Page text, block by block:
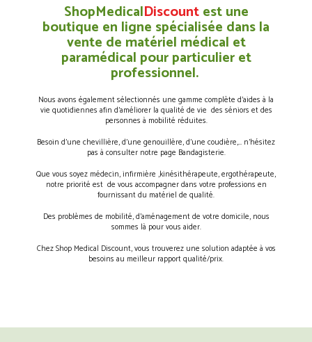
ShopMedicalDiscountest une
boutique en ligne spécialisée dans la
vente de matériel médical et
paramédical pour particulier et
professionnel.
Nous avons également sélectionnés une gamme complète d’aides à la
vie quotidiennes afin d’améliorer la qualité de vie des séniors et des
personnes à mobilité réduites.
Besoin d’une chevillière, d’une genouillère, d’une coudière,… n’hésitez
pas à consulter notre page Bandagisterie.
Que vous soyez médecin, infirmière ,kinésithérapeute, ergothérapeute,
notre priorité est de vous accompagner dans votre professions en
fournissant du matériel de qualité.
Des problèmes de mobilité, d’aménagement de votre domicile, nous
sommes là pour vous aider.
Chez Shop Medical Discount, vous trouverez une solution adaptée à vos
besoins au meilleur rapport qualité/prix.